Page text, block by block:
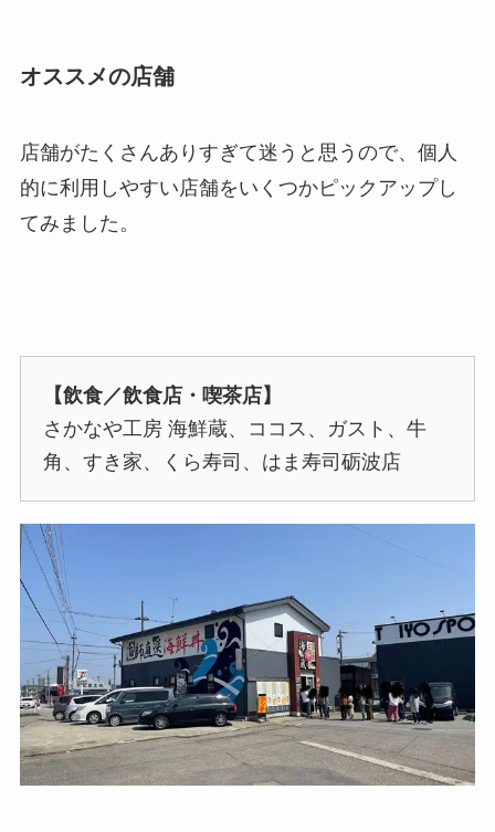
オススメの店舗
店舗がたくさんありすぎて迷うと思うので、個人
的に利用しやすい店舗をいくつかピックアップし
てみました。
【飲食／飲食店・喫茶店】
さかなや工房 海鮮蔵、ココス、ガスト、牛
角、すき家、くら寿司、はま寿司砺波店